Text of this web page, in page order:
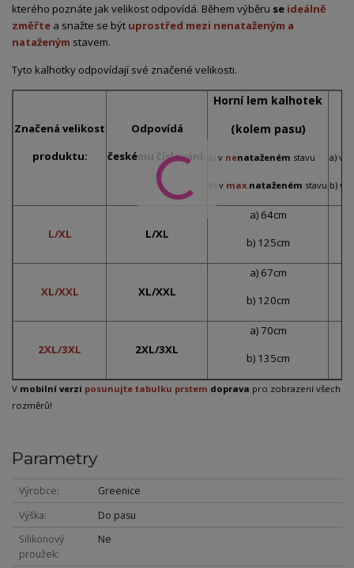
kterého poznáte jak velikost odpovídá. Během výběru se ideálně
změřte a snažte se být uprostřed mezi nenataženým a
nataženým stavem.
Tyto kalhotky odpovídají své značené velikosti.
Značená velikost
produktu:
Odpovídá
českému číslování:
Horní lem kalhotek
(kolem pasu)
a) v nenataženém stavu
b) v max. nataženém stavu
a) v
b) v
L/XL L/XL
a) 64cm
b) 125cm
XL/XXL XL/XXL
a) 67cm
b) 120cm
2XL/3XL 2XL/3XL
a) 70cm
b) 135cm
V mobilní verzi posunujte tabulku prstem doprava pro zobrazení všech
rozměrů!
Parametry
Výrobce
Greenice
Výška
Do pasu
Silikonový
proužek
Ne